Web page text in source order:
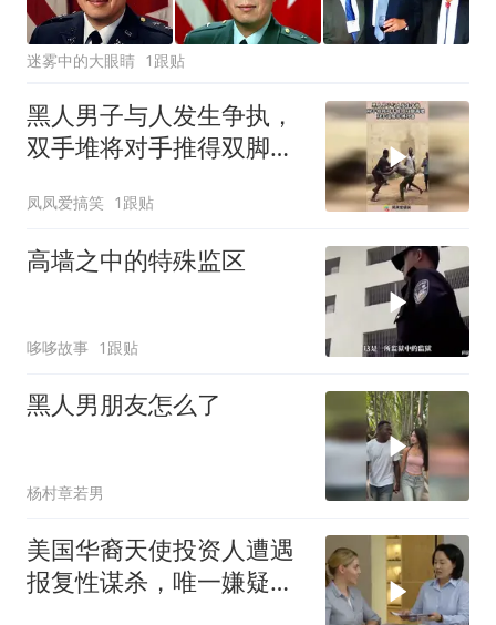
迷雾中的大眼睛 1跟贴
黑人男子与人发生争执，
双手堆将对手推得双脚离
凤凤爱搞笑 1跟贴
高墙之中的特殊监区
哆哆故事 1跟贴
黑人男朋友怎么了
杨村章若男
美国华裔天使投资人遭遇
报复性谋杀，唯一嫌疑人